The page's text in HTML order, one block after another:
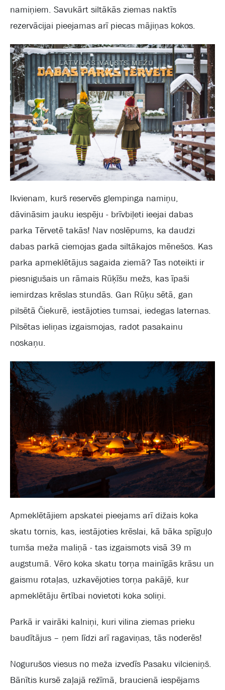
namiņiem. Savukārt siltākās ziemas naktīs
rezervācijai pieejamas arī piecas mājiņas kokos.
Ikvienam, kurš reservēs glempinga namiņu,
dāvināsim jauku iespēju - brīvbiļeti ieejai dabas
parka Tērvetē takās! Nav noslēpums, ka daudzi
dabas parkā ciemojas gada siltākajos mēnešos. Kas
parka apmeklētājus sagaida ziemā? Tas noteikti ir
piesnigušais un rāmais Rūķīšu mežs, kas īpaši
iemirdzas krēslas stundās. Gan Rūķu sētā, gan
pilsētā Čiekurē, iestājoties tumsai, iedegas laternas.
Pilsētas ieliņas izgaismojas, radot pasakainu
noskaņu.
Apmeklētājiem apskatei pieejams arī dižais koka
skatu tornis, kas, iestājoties krēslai, kā bāka spīguļo
tumša meža maliņā - tas izgaismots visā 39 m
augstumā. Vēro koka skatu torņa mainīgās krāsu un
gaismu rotaļas, uzkavējoties torņa pakājē, kur
apmeklētāju ērtībai novietoti koka soliņi.
Parkā ir vairāki kalniņi, kuri vilina ziemas prieku
baudītājus – ņem līdzi arī ragaviņas, tās noderēs!
Nogurušos viesus no meža izvedīs Pasaku vilcieniņš.
Bānītis kursē zaļajā režīmā, braucienā iespējams